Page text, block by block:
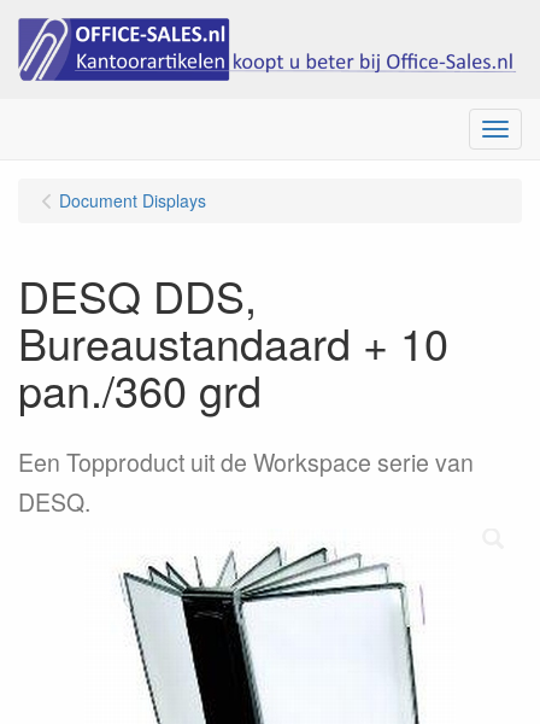
Menu
Document Displays
DESQ DDS,
Bureaustandaard + 10
pan./360 grd
Een Topproduct uit de Workspace serie van
DESQ.